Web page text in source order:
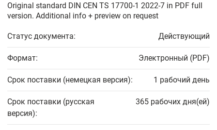
Original standard DIN CEN TS 17700-1 2022-7 in PDF full
version. Additional info + preview on request
Статус документа: Действующий
Формат: Электронный (PDF)
Срок поставки (немецкая версия): 1 рабочий день
Срок поставки (русская
версия):
365 рабочих дня(ей)